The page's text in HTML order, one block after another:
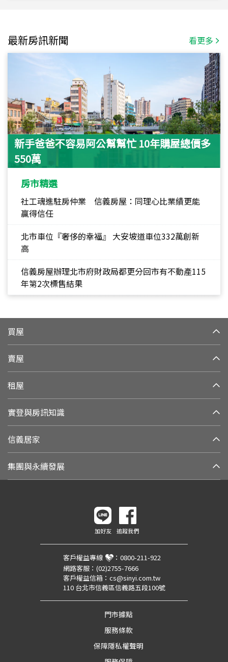
最新房訊新聞 看更多
新手爸爸不容易阿公幫幫忙 10年購屋總價多
550萬
房市精選
社工魂進駐房仲業 信義房屋：同理心比業績更能
贏得信任
北市車位『奢侈的幸福』 大安坡道車位332萬創新
高
信義房屋辦理北市府財政局都更分回市有不動產115
年第2次標售結果
買屋
賣屋
租屋
實登與房訊知識
信義居家
集團與永續發展
加好友 追蹤我們
客戶權益專線 ： 0800-211-922
網路客服： (02)2755-7666
客戶權益信箱： cs@sinyi.com.tw
110 台北市信義區信義路五段100號
門市據點
服務條款
保障隱私權聲明